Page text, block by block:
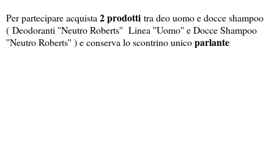
Per partecipare acquista 2 prodotti tra deo uomo e docce shampoo
( Deodoranti ''Neutro Roberts'' Linea ''Uomo'' e Docce Shampoo
''Neutro Roberts'' ) e conserva lo scontrino unicoparlante